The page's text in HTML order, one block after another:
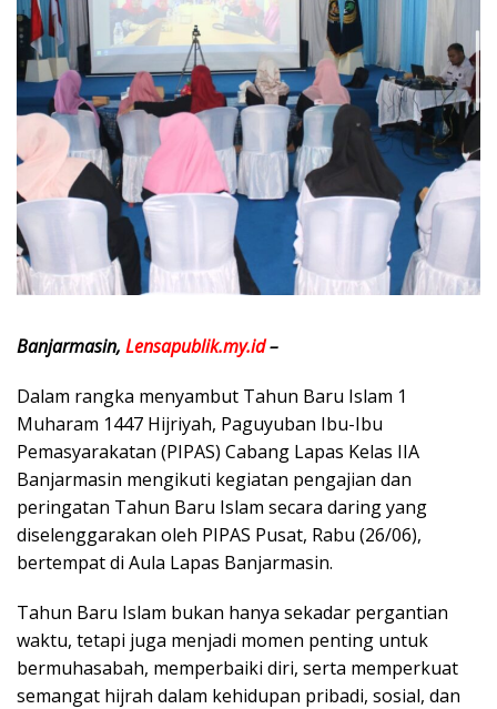
Banjarmasin, Lensapublik.my.id–
Dalam rangka menyambut Tahun Baru Islam 1
Muharam 1447 Hijriyah, Paguyuban Ibu-Ibu
Pemasyarakatan (PIPAS) Cabang Lapas Kelas IIA
Banjarmasin mengikuti kegiatan pengajian dan
peringatan Tahun Baru Islam secara daring yang
diselenggarakan oleh PIPAS Pusat, Rabu (26/06),
bertempat di Aula Lapas Banjarmasin.
Tahun Baru Islam bukan hanya sekadar pergantian
waktu, tetapi juga menjadi momen penting untuk
bermuhasabah, memperbaiki diri, serta memperkuat
semangat hijrah dalam kehidupan pribadi, sosial, dan